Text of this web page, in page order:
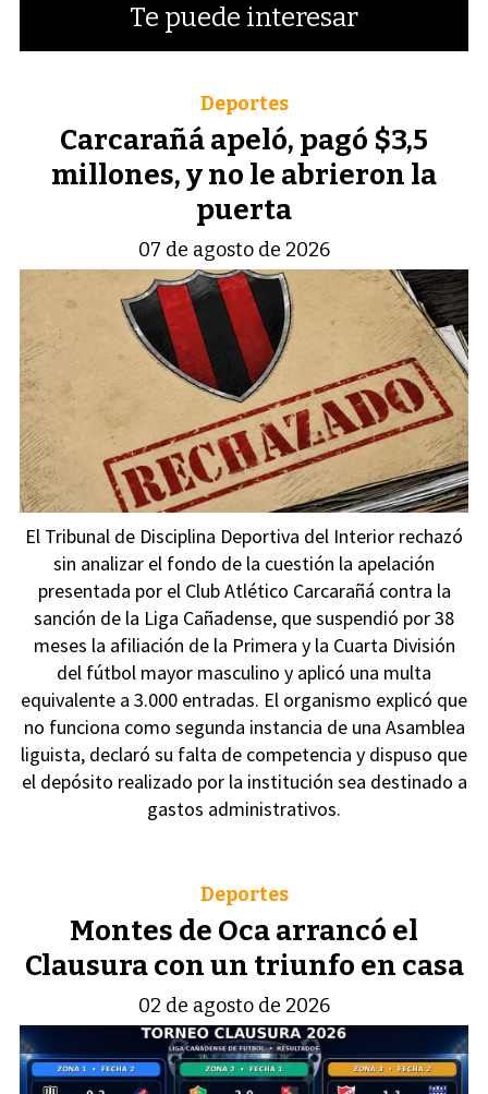
Te puede interesar
Carcarañá apeló, pagó $3,5
millones, y no le abrieron la
puerta
Deportes
07 de agosto de 2026
El Tribunal de Disciplina Deportiva del Interior rechazó
sin analizar el fondo de la cuestión la apelación
presentada por el Club Atlético Carcarañá contra la
sanción de la Liga Cañadense, que suspendió por 38
meses la afiliación de la Primera y la Cuarta División
del fútbol mayor masculino y aplicó una multa
equivalente a 3.000 entradas. El organismo explicó que
no funciona como segunda instancia de una Asamblea
liguista, declaró su falta de competencia y dispuso que
el depósito realizado por la institución sea destinado a
gastos administrativos.
Montes de Oca arrancó el
Clausura con un triunfo en casa
Deportes
02 de agosto de 2026